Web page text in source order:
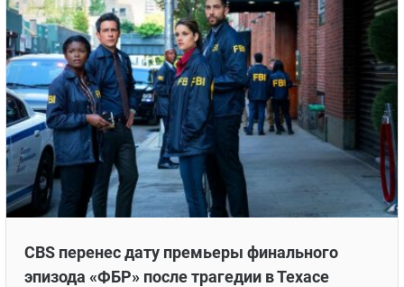
CBS перенес дату премьеры финального
эпизода «ФБР» после трагедии в Техасе